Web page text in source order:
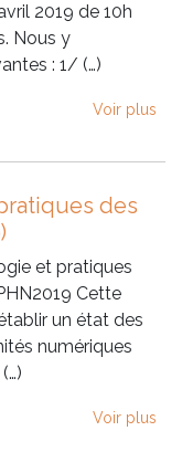
2019 de 10h
Nous y
: 1/ (…)
Voir plus
des
et pratiques
Cette
un état des
numériques
Voir plus